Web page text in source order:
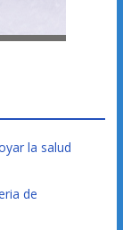
la salud
de